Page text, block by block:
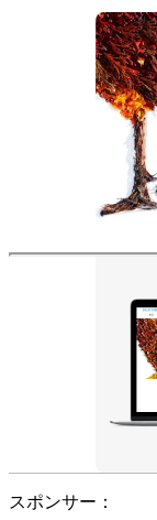
スポンサー